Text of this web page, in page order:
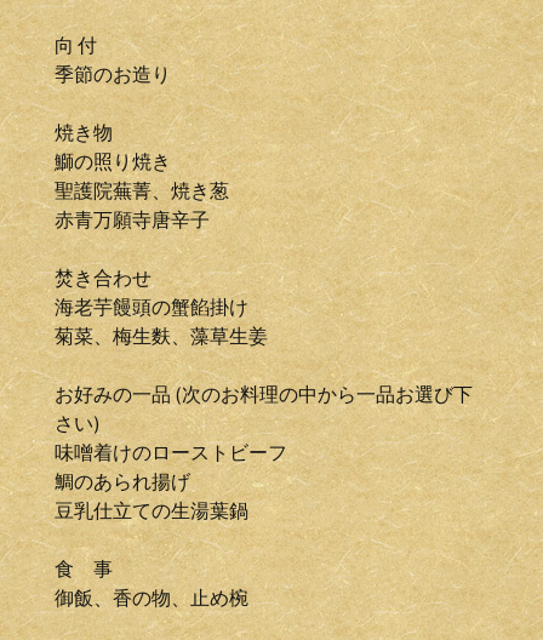
向 付
季節のお造り
焼き物
鰤の照り焼き
聖護院蕪菁、焼き葱
赤青万願寺唐辛子
焚き合わせ
海老芋饅頭の蟹餡掛け
菊菜、梅生麩、藻草生姜
お好みの一品 (次のお料理の中から一品お選び下
さい)
味噌着けのローストビーフ
鯛のあられ揚げ
豆乳仕立ての生湯葉鍋
食 事
御飯、香の物、止め椀